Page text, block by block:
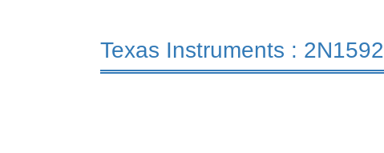
Texas Instruments : 2N1592